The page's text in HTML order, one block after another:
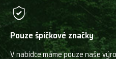
Pouze špičkové značky
V nabídce máme pouze naše